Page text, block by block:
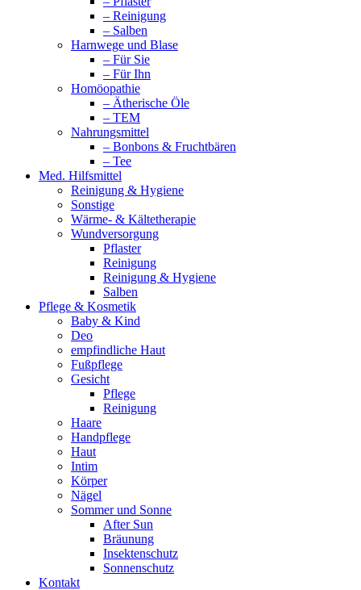
– Reinigung
– Salben
Harnwege und Blase
– Für Sie
– Für Ihn
Homöopathie
– Ätherische Öle
– TEM
Nahrungsmittel
– Bonbons & Fruchtbären
– Tee
Med. Hilfsmittel
Reinigung & Hygiene
Sonstige
Wärme- & Kältetherapie
Wundversorgung
Pflaster
Reinigung
Reinigung & Hygiene
Salben
Pflege & Kosmetik
Baby & Kind
Deo
empfindliche Haut
Fußpflege
Gesicht
Pflege
Reinigung
Haare
Handpflege
Haut
Intim
Körper
Nägel
Sommer und Sonne
After Sun
Bräunung
Insektenschutz
Sonnenschutz
Kontakt